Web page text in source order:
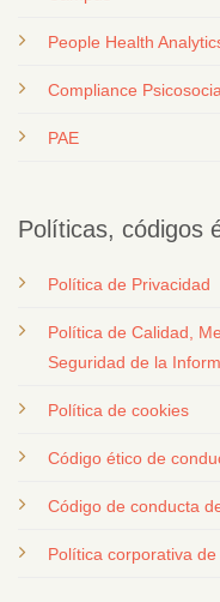
People Health
Compliance
PAE
Políticas, códigos
Política de Privacidad
Política de Calidad,
Seguridad de la
Política de cookies
Código ético de
Código de conducta
Política corporativa